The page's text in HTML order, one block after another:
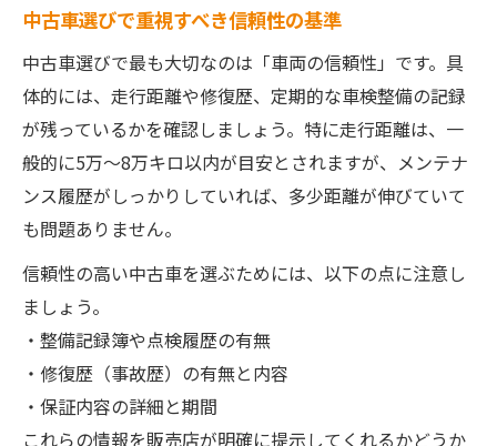
中古車選びで重視すべき信頼性の基準
中古車選びで最も大切なのは「車両の信頼性」です。具
体的には、走行距離や修復歴、定期的な車検整備の記録
が残っているかを確認しましょう。特に走行距離は、一
般的に5万〜8万キロ以内が目安とされますが、メンテナ
ンス履歴がしっかりしていれば、多少距離が伸びていて
も問題ありません。
信頼性の高い中古車を選ぶためには、以下の点に注意し
ましょう。
・整備記録簿や点検履歴の有無
・修復歴（事故歴）の有無と内容
・保証内容の詳細と期間
これらの情報を販売店が明確に提示してくれるかどうか